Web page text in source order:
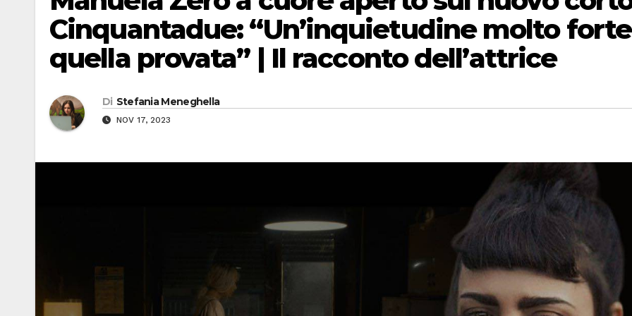
Cinquantadue: “Un’inquietudine molto
quella provata” | Il racconto dell’attrice
Di Stefania Meneghella
NOV 17, 2023